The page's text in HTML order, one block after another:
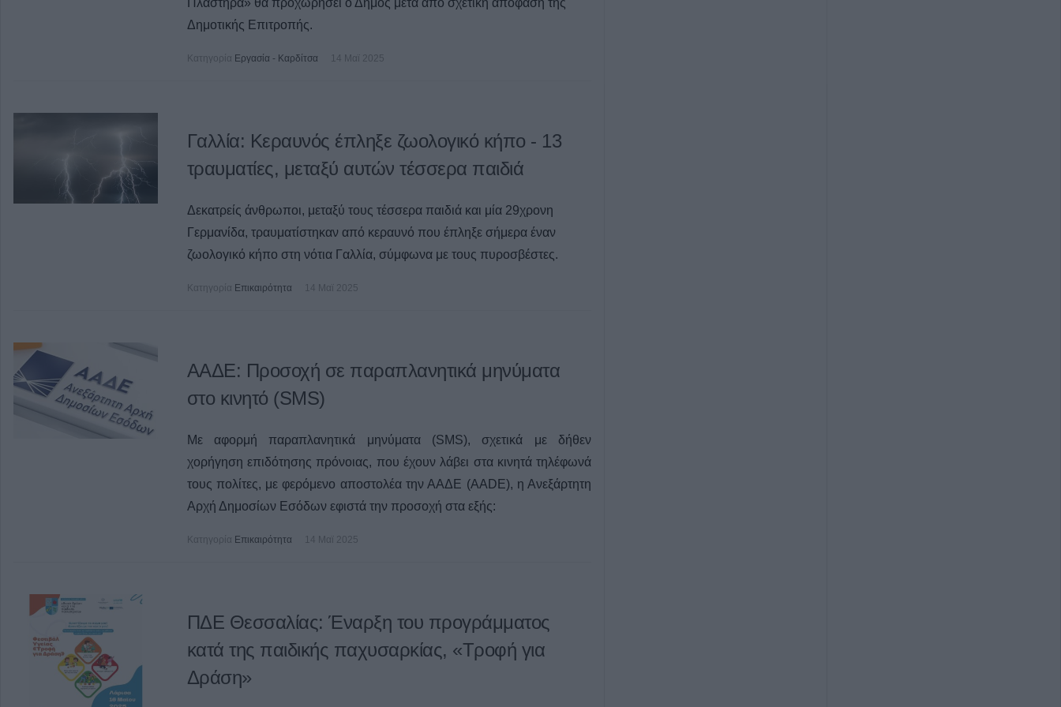
Πλαστήρα» θα προχωρήσει ο Δήμος μετά από σχετική απόφαση της
Δημοτικής Επιτροπής.
Κατηγορία Εργασία - Καρδίτσα 14 Μαϊ 2025
Γαλλία: Κεραυνός έπληξε ζωολογικό κήπο - 13
τραυματίες, μεταξύ αυτών τέσσερα παιδιά
Δεκατρείς άνθρωποι, μεταξύ τους τέσσερα παιδιά και μία 29χρονη
Γερμανίδα, τραυματίστηκαν από κεραυνό που έπληξε σήμερα έναν
ζωολογικό κήπο στη νότια Γαλλία, σύμφωνα με τους πυροσβέστες.
Κατηγορία Επικαιρότητα 14 Μαϊ 2025
ΑΑΔΕ: Προσοχή σε παραπλανητικά μηνύματα
στο κινητό (SMS)
Με αφορμή παραπλανητικά μηνύματα (SMS), σχετικά με δήθεν
χορήγηση επιδότησης πρόνοιας, που έχουν λάβει στα κινητά τηλέφωνά
τους πολίτες, με φερόμενο αποστολέα την ΑΑΔΕ (AADE), η Ανεξάρτητη
Αρχή Δημοσίων Εσόδων εφιστά την προσοχή στα εξής:
Κατηγορία Επικαιρότητα 14 Μαϊ 2025
ΠΔΕ Θεσσαλίας: Έναρξη του προγράμματος
κατά της παιδικής παχυσαρκίας, «Τροφή για
Δράση»